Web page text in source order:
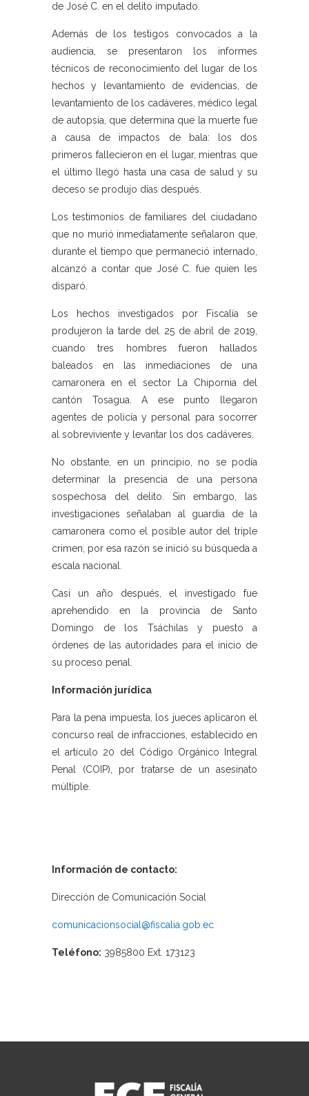
de José C. en el delito imputado.
Además de los testigos convocados a la
audiencia, se presentaron los informes
técnicos de reconocimiento del lugar de los
hechos y levantamiento de evidencias, de
levantamiento de los cadáveres, médico legal
de autopsia, que determina que la muerte fue
a causa de impactos de bala: los dos
primeros fallecieron en el lugar, mientras que
el último llegó hasta una casa de salud y su
deceso se produjo días después.
Los testimonios de familiares del ciudadano
que no murió inmediatamente señalaron que,
durante el tiempo que permaneció internado,
alcanzó a contar que José C. fue quien les
disparó.
Los hechos investigados por Fiscalía se
produjeron la tarde del 25 de abril de 2019,
cuando tres hombres fueron hallados
baleados en las inmediaciones de una
camaronera en el sector La Chipornia del
cantón Tosagua. A ese punto llegaron
agentes de policía y personal para socorrer
al sobreviviente y levantar los dos cadáveres.
No obstante, en un principio, no se podía
determinar la presencia de una persona
sospechosa del delito. Sin embargo, las
investigaciones señalaban al guardia de la
camaronera como el posible autor del triple
crimen, por esa razón se inició su búsqueda a
escala nacional.
Casi un año después, el investigado fue
aprehendido en la provincia de Santo
Domingo de los Tsáchilas y puesto a
órdenes de las autoridades para el inicio de
su proceso penal.
Información jurídica
Para la pena impuesta, los jueces aplicaron el
concurso real de infracciones, establecido en
el artículo 20 del Código Orgánico Integral
Penal (COIP), por tratarse de un asesinato
múltiple.
Información de contacto:
Dirección de Comunicación Social
comunicacionsocial@fiscalia.gob.ec
Teléfono: 3985800 Ext. 173123